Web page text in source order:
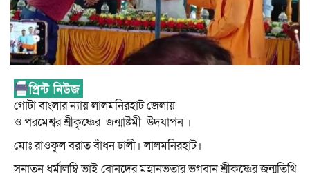
গোটা বাংলার ন্যায় লালমনিরহাট জেলায়
ও পরমেশ্বর শ্রীকৃষ্ণের জন্মাষ্টমী উদযাপন ।
মোঃ রাওফুল বরাত বাঁধন ঢালী। লালমনিরহাট।
সনাতন ধর্মালম্বি ভাই বোনদের মহানুভতার ভগবান শ্রীকৃষ্ণের জন্মতিথি